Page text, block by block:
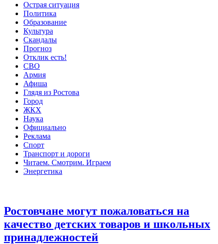
Острая ситуация
Политика
Образование
Культура
Скандалы
Прогноз
Отклик есть!
СВО
Армия
Афиша
Глядя из Ростова
Город
ЖКХ
Наука
Официально
Реклама
Спорт
Транспорт и дороги
Читаем. Смотрим. Играем
Энергетика
Ростовчане могут пожаловаться на
качество детских товаров и школьных
принадлежностей